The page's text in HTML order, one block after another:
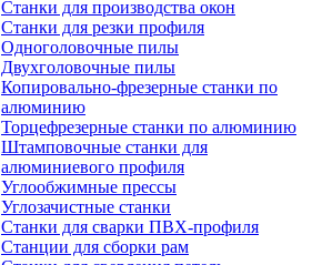
Станки для производства окон
Станки для резки профиля
Одноголовочные пилы
Двухголовочные пилы
Копировально-фрезерные станки по
алюминию
Торцефрезерные станки по алюминию
Штамповочные станки для
алюминиевого профиля
Углообжимные прессы
Углозачистные станки
Станки для сварки ПВХ-профиля
Станции для сборки рам